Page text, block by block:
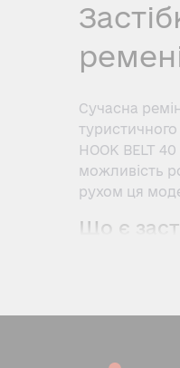
Сучасна
HOOK BELT
можливість
рухом ця
Що є